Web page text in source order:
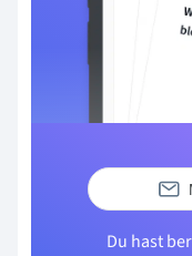
Du hast